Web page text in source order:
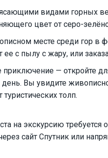
видами горных
цвет от серо-
месте среди гор в
ее с пылу с жару, или
— откройте
день. Вы увидите
толп.
на экскурсию требуется
сайт Спутник или